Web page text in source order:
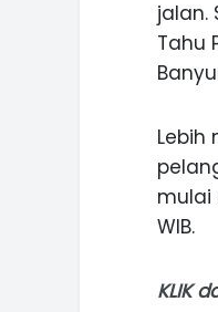
jalan.
Tahu
Lebih
mulai
WIB.
KLIK